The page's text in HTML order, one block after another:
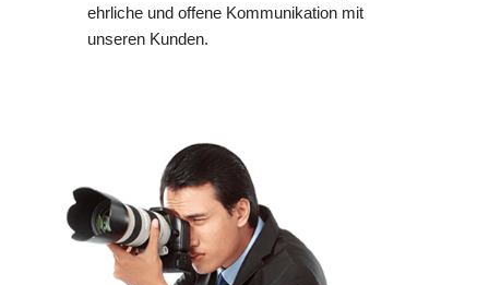
ehrliche und offene Kommunikation mit
unseren Kunden.